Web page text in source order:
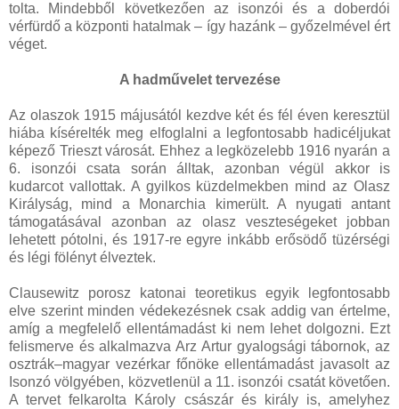
tolta. Mindebből következően az isonzói és a doberdói
vérfürdő a központi hatalmak – így hazánk – győzelmével ért
véget.
A hadművelet tervezése
Az olaszok 1915 májusától kezdve két és fél éven keresztül
hiába kísérelték meg elfoglalni a legfontosabb hadicéljukat
képező Trieszt városát. Ehhez a legközelebb 1916 nyarán a
6. isonzói csata során álltak, azonban végül akkor is
kudarcot vallottak. A gyilkos küzdelmekben mind az Olasz
Királyság, mind a Monarchia kimerült. A nyugati antant
támogatásával azonban az olasz veszteségeket jobban
lehetett pótolni, és 1917-re egyre inkább erősödő tüzérségi
és légi fölényt élveztek.
Clausewitz porosz katonai teoretikus egyik legfontosabb
elve szerint minden védekezésnek csak addig van értelme,
amíg a megfelelő ellentámadást ki nem lehet dolgozni. Ezt
felismerve és alkalmazva Arz Artur gyalogsági tábornok, az
osztrák–magyar vezérkar főnöke ellentámadást javasolt az
Isonzó völgyében, közvetlenül a 11. isonzói csatát követően.
A tervet felkarolta Károly császár és király is, amelyhez